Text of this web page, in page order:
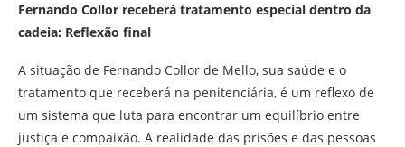
Fernando Collor receberá tratamento especial dentro da
cadeia: Reflexão final
A situação de Fernando Collor de Mello, sua saúde e o
tratamento que receberá na penitenciária, é um reflexo de
um sistema que luta para encontrar um equilíbrio entre
justiça e compaixão. A realidade das prisões e das pessoas